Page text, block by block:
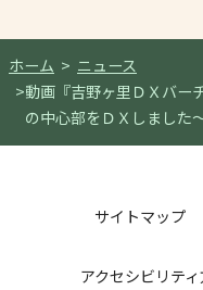
ホーム
ニュース
動画『吉野ヶ里ＤＸバ
の中心部をＤＸしました
サイトマップ
アクセシビリテ